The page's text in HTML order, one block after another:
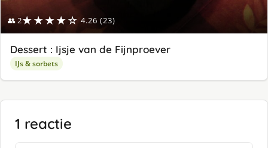
👥 2★★★★☆ 4.26 (23)
Dessert : Ijsje van de Fijnproever
IJs & sorbets
1 reactie